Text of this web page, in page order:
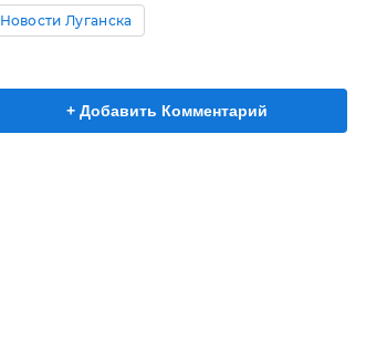
Новости Луганска
+ Добавить Комментарий